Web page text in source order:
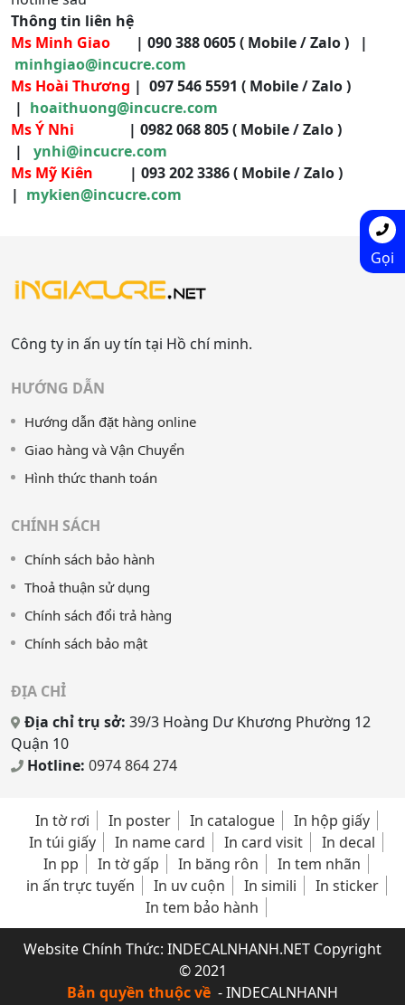
Thông tin liên hệ
Ms Minh Giao
| 090 388 0605 ( Mobile / Zalo ) |
minhgiao@incucre.com
Ms Hoài Thương | 097 546 5591 ( Mobile / Zalo )
| hoaithuong@incucre.com
Ms Ý Nhi
| 0982 068 805 ( Mobile / Zalo )
| ynhi@incucre.com
Ms Mỹ Kiên
| 093 202 3386 ( Mobile / Zalo )
| mykien@incucre.com
Công ty in ấn uy tín tại Hồ chí minh.
HƯỚNG DẪN
Hướng dẫn đặt hàng online
Giao hàng và Vận Chuyển
Hình thức thanh toán
CHÍNH SÁCH
Chính sách bảo hành
Thoả thuận sử dụng
Chính sách đổi trả hàng
Chính sách bảo mật
ĐỊA CHỈ
Địa chỉ trụ sở: 39/3 Hoàng Dư Khương Phường 12
Quận 10
Hotline: 0974 864 274
In tờ rơi In poster In catalogue
In hộp giấy
In túi giấy
In name card In card visit
In decal
In pp
In tờ gấp In băng rôn
In tem nhãn
in ấn trực tuyến
In uv cuộn In simili
In sticker
In tem bảo hành
Website Chính Thức: INDECALNHANH.NET Copyright
© 2021
Bản quyền thuộc về - INDECALNHANH
Gọi